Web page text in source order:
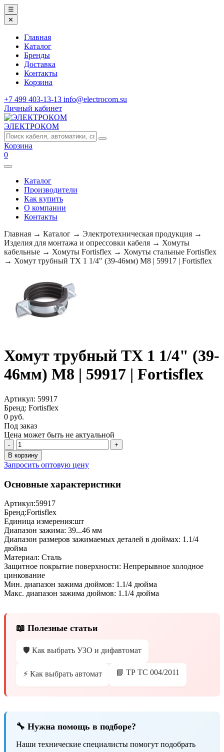
☰
✕
Главная
Каталог
Бренды
Доставка
Контакты
Корзина
+7 499 403-13-13 info@electrocom.su
Личный кабинет
ЭЛЕКТРОКОМ
Корзина
0
Каталог
Производители
Как купить
О компании
Контакты
Главная → Каталог → Электротехническая продукция →
Изделия для монтажа и опрессовки кабеля → Хомуты
кабельные → Хомуты Fortisflex → Хомуты стальные Fortisflex
→ Хомут трубный ТХ 1 1/4" (39-46мм) М8 | 59917 | Fortisflex
Хомут трубный ТХ 1 1/4" (39-
46мм) М8 | 59917 | Fortisflex
Артикул: 59917
Бренд: Fortisflex
0 руб.
Под заказ
Цена может быть не актуальной
-
+
В корзину
Запросить оптовую цену
Основные характеристики
Артикул:59917
Бренд:Fortisflex
Единица измерения:шт
Диапазон зажима: 39...46 мм
Диапазон размеров зажимаемых деталей в дюймах: 1.1/4
дюйма
Материал: Сталь
Защитное покрытие поверхности: Непрерывное холодное
цинкование
Мин. диапазон зажима дюймов: 1.1/4 дюйма
Макс. диапазон зажима дюймов: 1.1/4 дюйма
📖 Полезные статьи
🛡️ Как выбрать УЗО и дифавтомат
⚡ Как выбрать автомат 📘 ТР ТС 004/2011
🔧 Нужна помощь в подборе?
Наши технические специалисты помогут подобрать